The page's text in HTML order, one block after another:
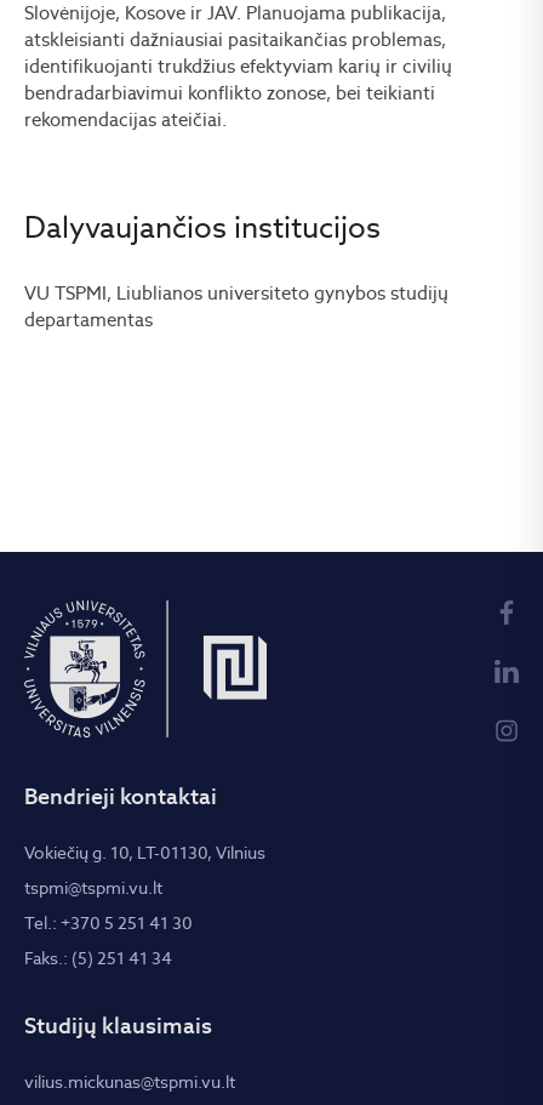
Slovėnijoje, Kosove ir JAV. Planuojama publikacija,
atskleisianti dažniausiai pasitaikančias problemas,
identifikuojanti trukdžius efektyviam karių ir civilių
bendradarbiavimui konflikto zonose, bei teikianti
rekomendacijas ateičiai.
Dalyvaujančios institucijos
VU TSPMI, Liublianos universiteto gynybos studijų
departamentas
Bendrieji kontaktai
Vokiečių g. 10, LT-01130, Vilnius
tspmi@tspmi.vu.lt
Tel.: +370 5 251 41 30
Faks.: (5) 251 41 34
Studijų klausimais
vilius.mickunas@tspmi.vu.lt